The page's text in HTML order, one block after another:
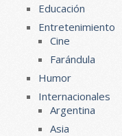
Educación
Entretenimiento
Cine
Farándula
Humor
Internacionales
Argentina
Asia